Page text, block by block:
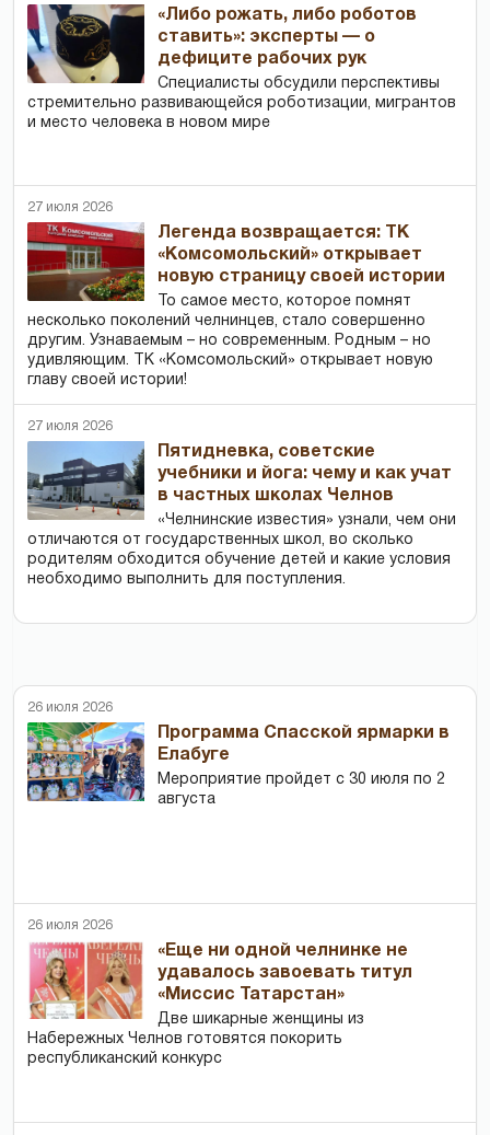
«Либо рожать, либо роботов
ставить»: эксперты — о
дефиците рабочих рук
Специалисты обсудили перспективы
стремительно развивающейся роботизации, мигрантов
и место человека в новом мире
27 июля 2026
Легенда возвращается: ТК
«Комсомольский» открывает
новую страницу своей истории
То самое место, которое помнят
несколько поколений челнинцев, стало совершенно
другим. Узнаваемым – но современным. Родным – но
удивляющим. ТК «Комсомольский» открывает новую
главу своей истории!
27 июля 2026
Пятидневка, советские
учебники и йога: чему и как учат
в частных школах Челнов
«Челнинские известия» узнали, чем они
отличаются от государственных школ, во сколько
родителям обходится обучение детей и какие условия
необходимо выполнить для поступления.
26 июля 2026
Программа Спасской ярмарки в
Елабуге
Мероприятие пройдет с 30 июля по 2
августа
26 июля 2026
«Еще ни одной челнинке не
удавалось завоевать титул
«Миссис Татарстан»
Две шикарные женщины из
Набережных Челнов готовятся покорить
республиканский конкурс